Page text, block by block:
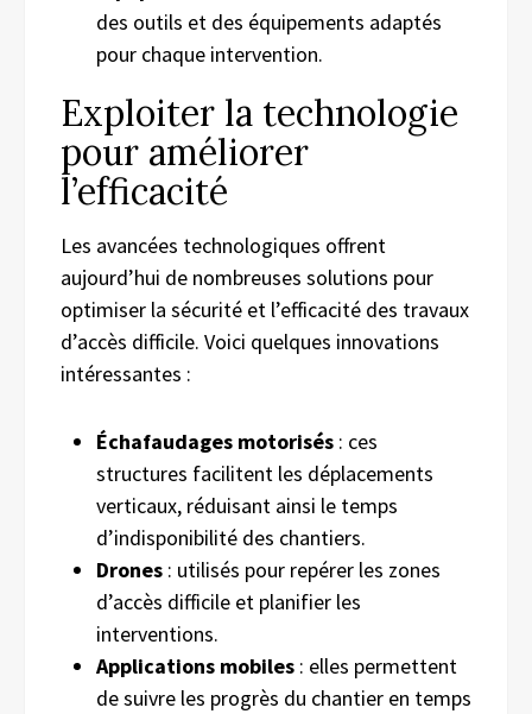
des outils et des équipements adaptés
pour chaque intervention.
Exploiter la technologie
pour améliorer
l’efficacité
Les avancées technologiques offrent
aujourd’hui de nombreuses solutions pour
optimiser la sécurité et l’efficacité des travaux
d’accès difficile. Voici quelques innovations
intéressantes :
Échafaudages motorisés : ces
structures facilitent les déplacements
verticaux, réduisant ainsi le temps
d’indisponibilité des chantiers.
Drones : utilisés pour repérer les zones
d’accès difficile et planifier les
interventions.
Applications mobiles : elles permettent
de suivre les progrès du chantier en temps